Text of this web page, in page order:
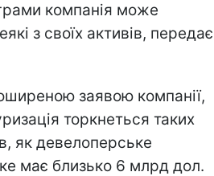
компанія може
з своїх активів, передає
заявою компанії,
торкнеться таких
як девелоперське
має близько 6 млрд дол.